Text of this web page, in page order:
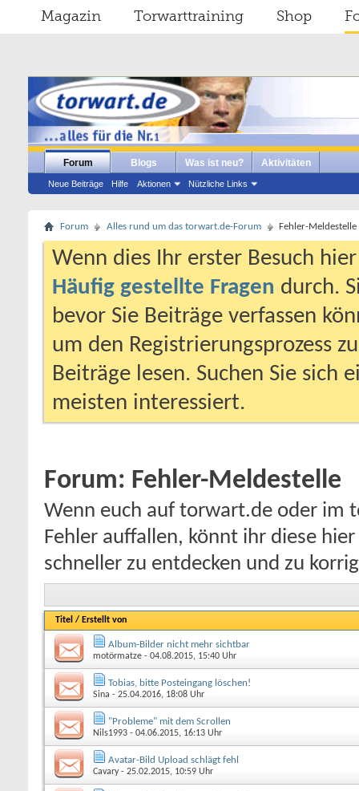
Magazin Torwarttraining Shop
Forum
Neue Beiträge Hilfe Aktionen Nützliche Links
Blogs Was ist neu? Aktivitäten
Forum Alles rund um das torwart.de-Forum Fehler-Meldestelle
Wenn dies Ihr erster Besuch
Häufig gestellte Fragen durch.
bevor Sie Beiträge verfassen
um den Registrierungsprozess
Beiträge lesen. Suchen Sie sich
meisten interessiert.
Forum: Fehler-Meldestelle
Wenn euch auf torwart.de oder im
Fehler auffallen, könnt ihr diese
schneller zu entdecken und zu
Titel / Erstellt von
Album-Bilder nicht mehr sichtbar
motörmatze - 04.08.2015, 15:40 Uhr
Tobias, bitte Posteingang löschen!
Sina - 25.04.2016, 18:08 Uhr
"Probleme" mit dem Scrollen
Nils1993 - 04.06.2015, 16:13 Uhr
Avatar-Bild Upload schlägt fehl
Cavary- 25.02.2015, 10:59 Uhr